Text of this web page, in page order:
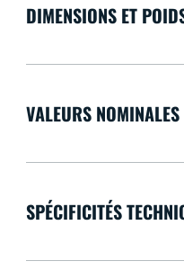
DIMENSIONS ET
VALEURS NOMINALES
SPÉCIFICITÉS